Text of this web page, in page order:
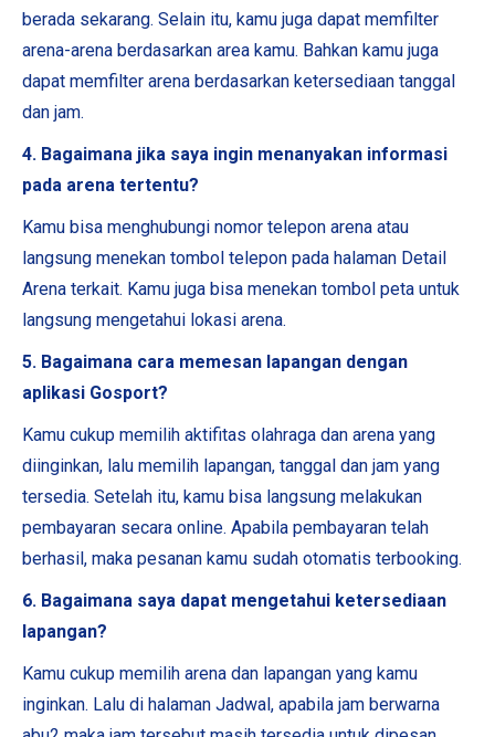
berada sekarang. Selain itu, kamu juga dapat memfilter
arena-arena berdasarkan area kamu. Bahkan kamu juga
dapat memfilter arena berdasarkan ketersediaan tanggal
dan jam.
4. Bagaimana jika saya ingin menanyakan informasi
pada arena tertentu?
Kamu bisa menghubungi nomor telepon arena atau
langsung menekan tombol telepon pada halaman Detail
Arena terkait. Kamu juga bisa menekan tombol peta untuk
langsung mengetahui lokasi arena.
5. Bagaimana cara memesan lapangan dengan
aplikasi Gosport?
Kamu cukup memilih aktifitas olahraga dan arena yang
diinginkan, lalu memilih lapangan, tanggal dan jam yang
tersedia. Setelah itu, kamu bisa langsung melakukan
pembayaran secara online. Apabila pembayaran telah
berhasil, maka pesanan kamu sudah otomatis terbooking.
6. Bagaimana saya dapat mengetahui ketersediaan
lapangan?
Kamu cukup memilih arena dan lapangan yang kamu
inginkan. Lalu di halaman Jadwal, apabila jam berwarna